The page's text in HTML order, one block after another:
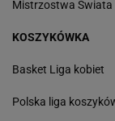
Mistrzostwa Świata
KOSZYKÓWKA
Basket Liga kobiet
Polska liga